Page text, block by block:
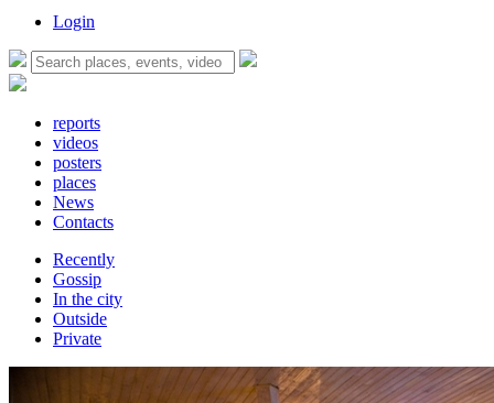
Login
reports
videos
posters
places
News
Contacts
Recently
Gossip
In the city
Outside
Private